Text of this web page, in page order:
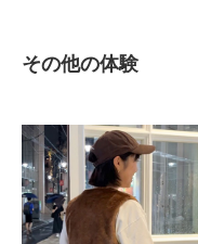
その他の体験